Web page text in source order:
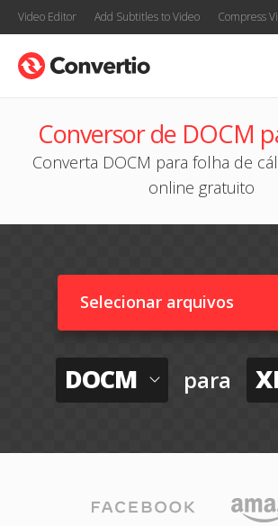
Video Editor Add Subtitles to Video Compress
Conversor de DOCM
Converta DOCM para folha de
online gratuito
Selecionar arquivos
DOCM para